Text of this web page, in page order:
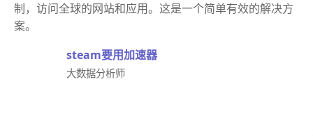
制，访问全球的网站和应用。这是一个简单有效的解决方
案。
steam要用加速器
大数据分析师